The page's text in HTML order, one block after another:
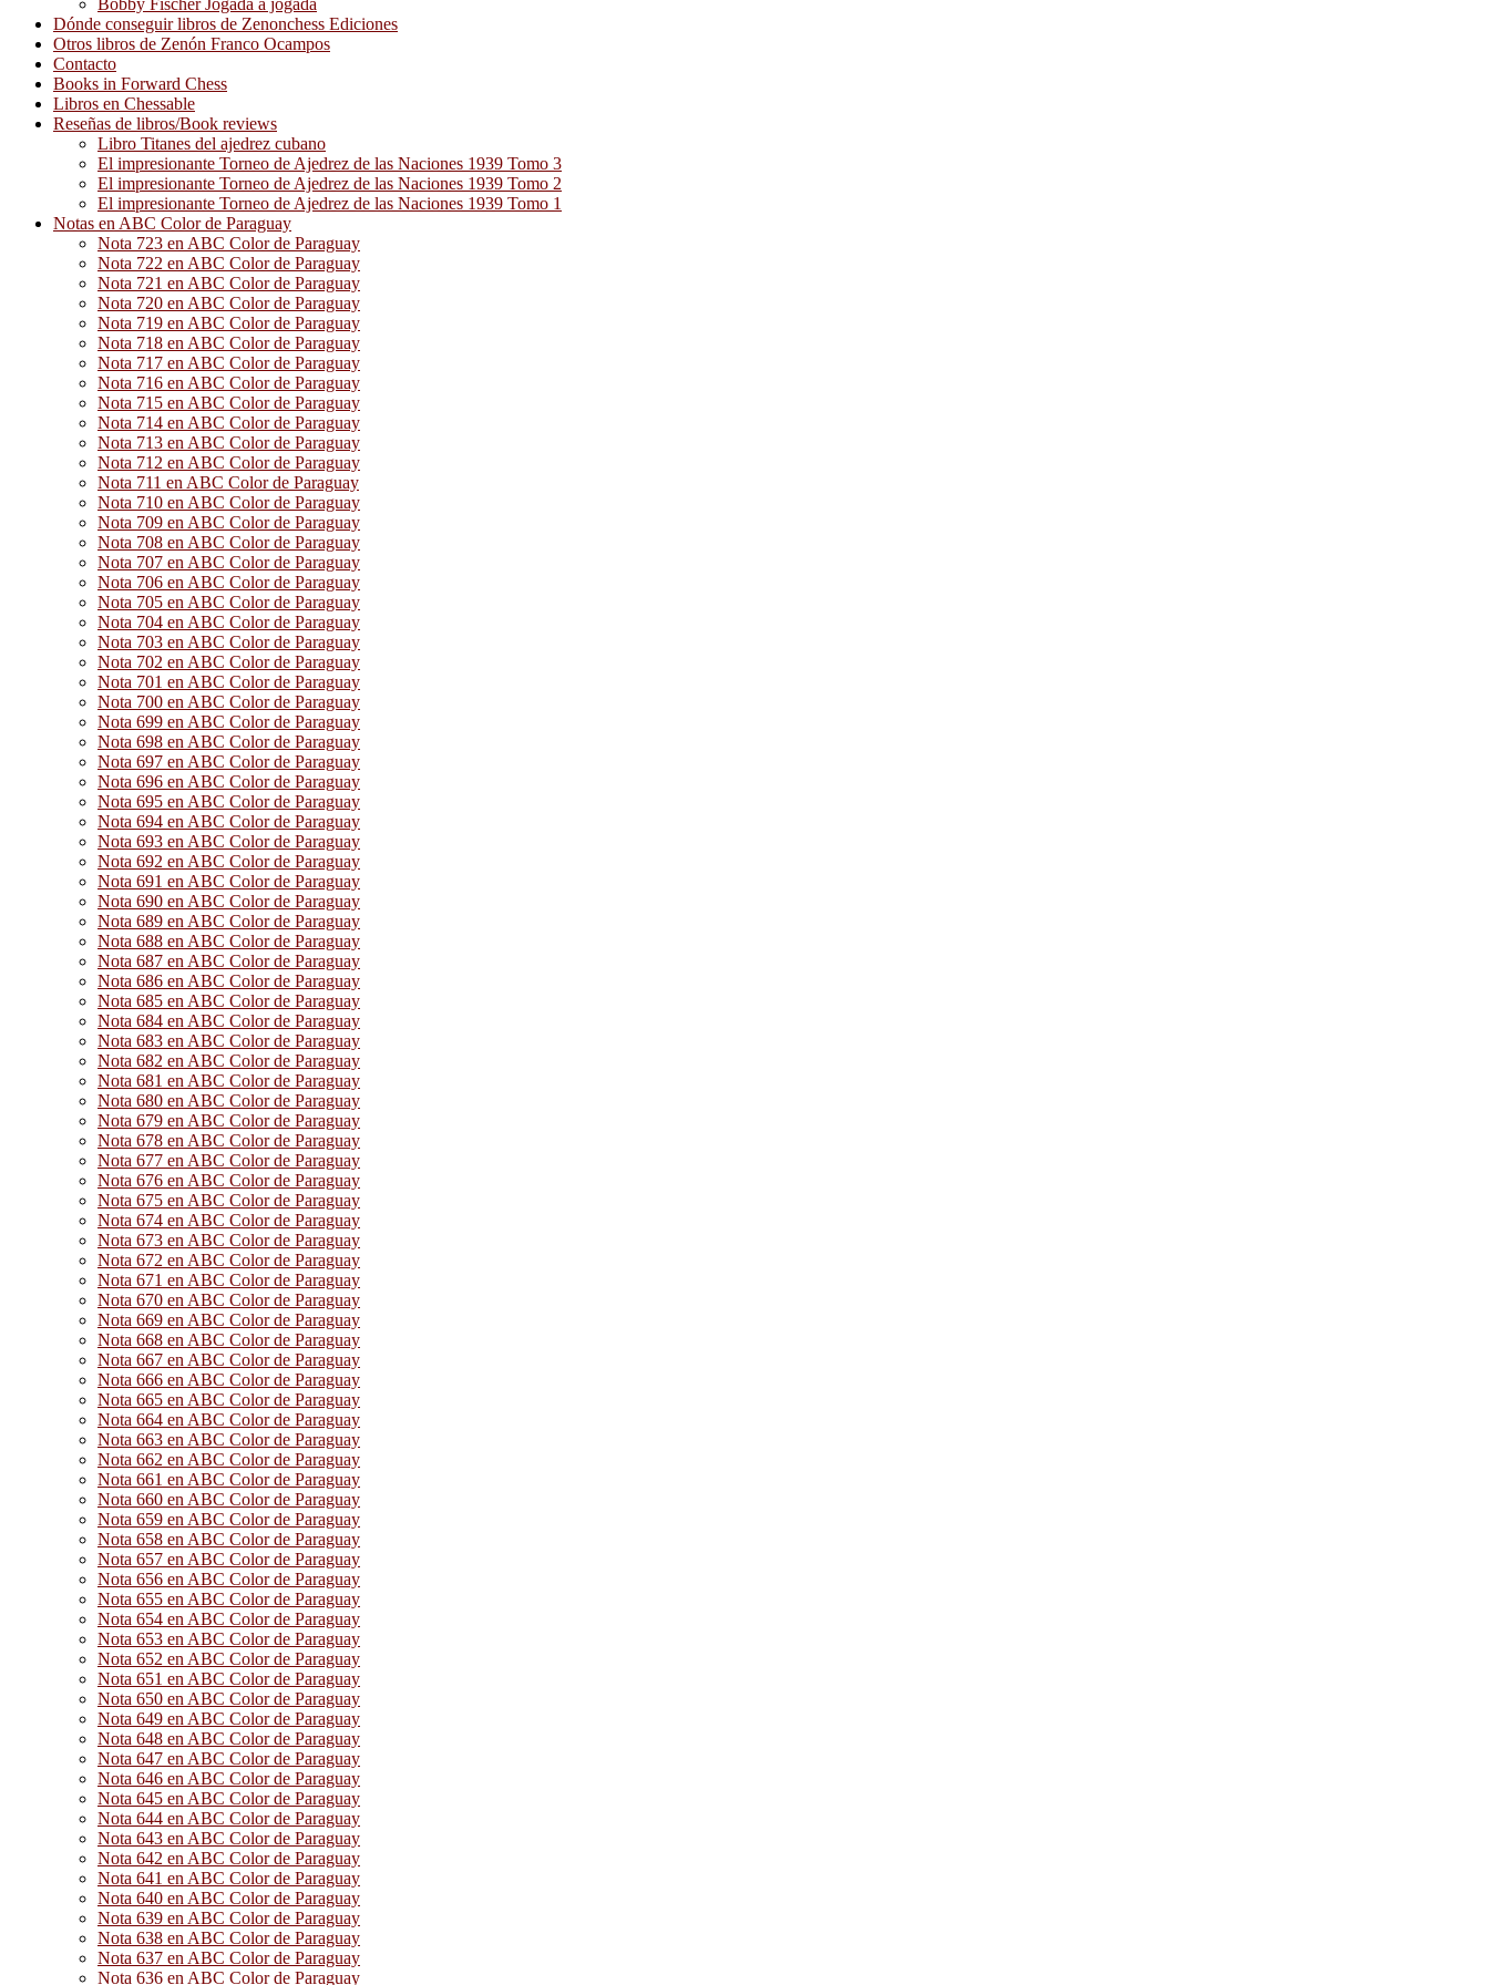
Bobby Fischer Jogada a jogada
Dónde conseguir libros de Zenonchess Ediciones
Otros libros de Zenón Franco Ocampos
Contacto
Books in Forward Chess
Libros en Chessable
Reseñas de libros/Book reviews
Libro Titanes del ajedrez cubano
El impresionante Torneo de Ajedrez de las Naciones 1939 Tomo 3
El impresionante Torneo de Ajedrez de las Naciones 1939 Tomo 2
El impresionante Torneo de Ajedrez de las Naciones 1939 Tomo 1
Notas en ABC Color de Paraguay
Nota 723 en ABC Color de Paraguay
Nota 722 en ABC Color de Paraguay
Nota 721 en ABC Color de Paraguay
Nota 720 en ABC Color de Paraguay
Nota 719 en ABC Color de Paraguay
Nota 718 en ABC Color de Paraguay
Nota 717 en ABC Color de Paraguay
Nota 716 en ABC Color de Paraguay
Nota 715 en ABC Color de Paraguay
Nota 714 en ABC Color de Paraguay
Nota 713 en ABC Color de Paraguay
Nota 712 en ABC Color de Paraguay
Nota 711 en ABC Color de Paraguay
Nota 710 en ABC Color de Paraguay
Nota 709 en ABC Color de Paraguay
Nota 708 en ABC Color de Paraguay
Nota 707 en ABC Color de Paraguay
Nota 706 en ABC Color de Paraguay
Nota 705 en ABC Color de Paraguay
Nota 704 en ABC Color de Paraguay
Nota 703 en ABC Color de Paraguay
Nota 702 en ABC Color de Paraguay
Nota 701 en ABC Color de Paraguay
Nota 700 en ABC Color de Paraguay
Nota 699 en ABC Color de Paraguay
Nota 698 en ABC Color de Paraguay
Nota 697 en ABC Color de Paraguay
Nota 696 en ABC Color de Paraguay
Nota 695 en ABC Color de Paraguay
Nota 694 en ABC Color de Paraguay
Nota 693 en ABC Color de Paraguay
Nota 692 en ABC Color de Paraguay
Nota 691 en ABC Color de Paraguay
Nota 690 en ABC Color de Paraguay
Nota 689 en ABC Color de Paraguay
Nota 688 en ABC Color de Paraguay
Nota 687 en ABC Color de Paraguay
Nota 686 en ABC Color de Paraguay
Nota 685 en ABC Color de Paraguay
Nota 684 en ABC Color de Paraguay
Nota 683 en ABC Color de Paraguay
Nota 682 en ABC Color de Paraguay
Nota 681 en ABC Color de Paraguay
Nota 680 en ABC Color de Paraguay
Nota 679 en ABC Color de Paraguay
Nota 678 en ABC Color de Paraguay
Nota 677 en ABC Color de Paraguay
Nota 676 en ABC Color de Paraguay
Nota 675 en ABC Color de Paraguay
Nota 674 en ABC Color de Paraguay
Nota 673 en ABC Color de Paraguay
Nota 672 en ABC Color de Paraguay
Nota 671 en ABC Color de Paraguay
Nota 670 en ABC Color de Paraguay
Nota 669 en ABC Color de Paraguay
Nota 668 en ABC Color de Paraguay
Nota 667 en ABC Color de Paraguay
Nota 666 en ABC Color de Paraguay
Nota 665 en ABC Color de Paraguay
Nota 664 en ABC Color de Paraguay
Nota 663 en ABC Color de Paraguay
Nota 662 en ABC Color de Paraguay
Nota 661 en ABC Color de Paraguay
Nota 660 en ABC Color de Paraguay
Nota 659 en ABC Color de Paraguay
Nota 658 en ABC Color de Paraguay
Nota 657 en ABC Color de Paraguay
Nota 656 en ABC Color de Paraguay
Nota 655 en ABC Color de Paraguay
Nota 654 en ABC Color de Paraguay
Nota 653 en ABC Color de Paraguay
Nota 652 en ABC Color de Paraguay
Nota 651 en ABC Color de Paraguay
Nota 650 en ABC Color de Paraguay
Nota 649 en ABC Color de Paraguay
Nota 648 en ABC Color de Paraguay
Nota 647 en ABC Color de Paraguay
Nota 646 en ABC Color de Paraguay
Nota 645 en ABC Color de Paraguay
Nota 644 en ABC Color de Paraguay
Nota 643 en ABC Color de Paraguay
Nota 642 en ABC Color de Paraguay
Nota 641 en ABC Color de Paraguay
Nota 640 en ABC Color de Paraguay
Nota 639 en ABC Color de Paraguay
Nota 638 en ABC Color de Paraguay
Nota 637 en ABC Color de Paraguay
Nota 636 en ABC Color de Paraguay